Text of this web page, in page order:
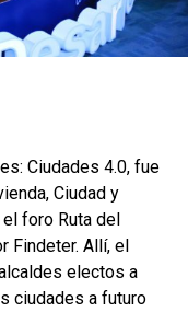
Ciudades 4.0, fue
Ciudad y
foro Ruta del
Findeter. Allí, el
electos a
ciudades a futuro